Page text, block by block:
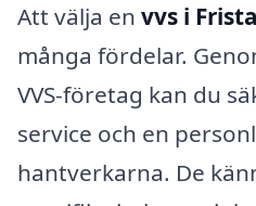
Att välja en vvs i
många fördelar.
VVS-företag kan du
service och en
hantverkarna. De